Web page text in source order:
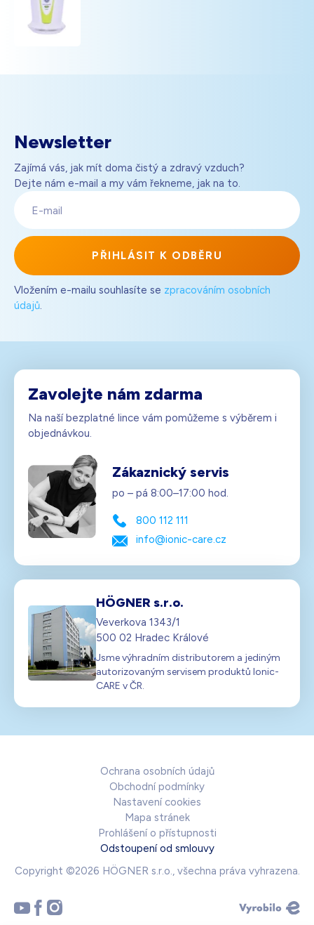
Newsletter
Zajímá vás, jak mít doma čistý a zdravý vzduch?
Dejte nám e-mail a my vám řekneme, jak na to.
PŘIHLÁSIT K ODBĚRU
Vložením e-mailu souhlasíte se zpracováním osobních
údajů.
Zavolejte nám zdarma
Na naší bezplatné lince vám pomůžeme s výběrem i
objednávkou.
Zákaznický servis
po – pá 8:00–17:00 hod.
800 112 111
info@ionic-care.cz
HÖGNER s.r.o.
Veverkova 1343/1
500 02 Hradec Králové
Jsme výhradním distributorem a jediným
autorizovaným servisem produktů Ionic-
CARE v ČR.
Ochrana osobních údajů
Obchodní podmínky
Nastavení cookies
Mapa stránek
Prohlášení o přístupnosti
Odstoupení od smlouvy
Copyright ©2026 HÖGNER s.r.o., všechna práva vyhrazena.